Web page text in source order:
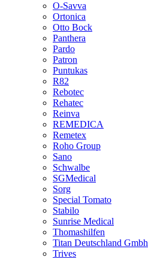
O-Savva
Ortonica
Otto Bock
Panthera
Pardo
Patron
Puntukas
R82
Rebotec
Rehatec
Reinva
REMEDICA
Remetex
Roho Group
Sano
Schwalbe
SGMedical
Sorg
Special Tomato
Stabilo
Sunrise Medical
Thomashilfen
Titan Deutschland Gmbh
Trives